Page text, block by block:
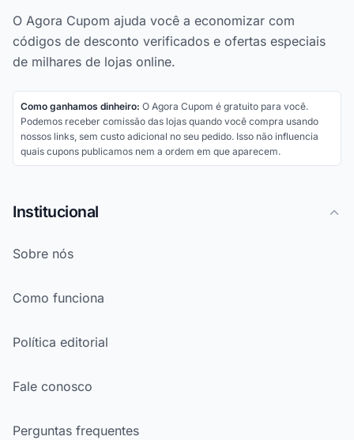
O Agora Cupom ajuda você a economizar com
códigos de desconto verificados e ofertas especiais
de milhares de lojas online.
Como ganhamos dinheiro: O Agora Cupom é gratuito para você.
Podemos receber comissão das lojas quando você compra usando
nossos links, sem custo adicional no seu pedido. Isso não influencia
quais cupons publicamos nem a ordem em que aparecem.
Institucional
Sobre nós
Como funciona
Política editorial
Fale conosco
Perguntas frequentes